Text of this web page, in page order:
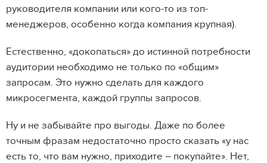
руководителя компании или кого-то из топ-
менеджеров, особенно когда компания крупная).
Естественно, «докопаться» до истинной потребности
аудитории необходимо не только по «общим»
запросам. Это нужно сделать для каждого
микросегмента, каждой группы запросов.
Ну и не забывайте про выгоды. Даже по более
точным фразам недостаточно просто сказать «у нас
есть то, что вам нужно, приходите – покупайте». Нет,